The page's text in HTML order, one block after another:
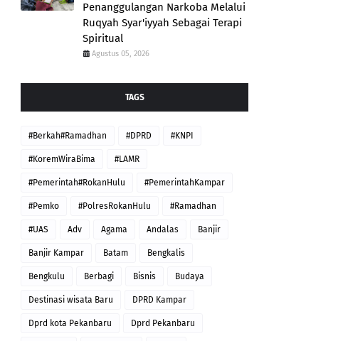
Penanggulangan Narkoba Melalui
Ruqyah Syar'iyyah Sebagai Terapi
Spiritual
Agustus 05, 2026
TAGS
#Berkah#Ramadhan #DPRD #KNPI
#KoremWiraBima #LAMR
#Pemerintah#RokanHulu #PemerintahKampar
#Pemko #PolresRokanHulu #Ramadhan
#UAS Adv Agama Andalas Banjir
Banjir Kampar Batam Bengkalis
Bengkulu Berbagi Bisnis Budaya
Destinasi wisata Baru DPRD Kampar
Dprd kota Pekanbaru Dprd Pekanbaru